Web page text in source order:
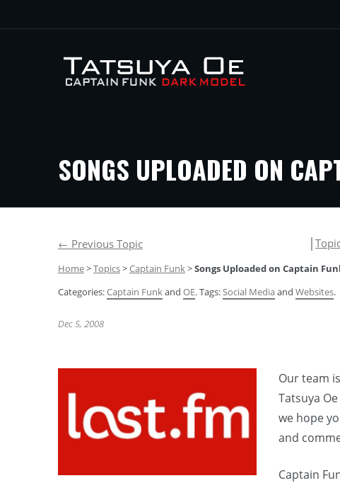
SONGS UPLOADED ON
← Previous Topic │
Home>Topics>Captain Funk>Songs Uploaded on Captain
Categories:Captain Funkand OE. Tags:Social Mediaand Websites.
Dec 5, 2008
Our team
Tatsuya
we hope
and
Captain